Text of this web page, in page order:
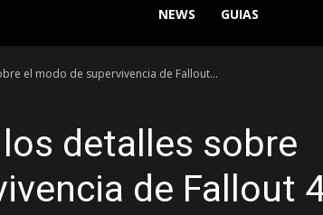
GAME
NEWS GUIAS
el modo de supervivencia de Fallout...
detalles sobre
de Fallout